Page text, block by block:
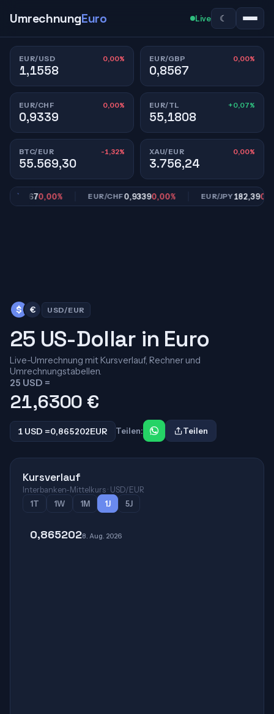
UmrechnungEuro Live ☾
EUR/USD 0,00%
1,1558
EUR/GBP 0,00%
0,8567
EUR/CHF 0,00%
0,9339
EUR/TL +0,07%
55,1808
BTC/EUR -1,32%
55.569,30
XAU/EUR 0,00%
3.756,24
0,8567 0,00% EUR/CHF0,93390,00% EUR/JPY182,390,00%
$ € USD/EUR
25 US-Dollar in Euro
Live-Umrechnung mit Kursverlauf, Rechner und
Umrechnungstabellen.
25 USD =
21,6300 €
1 USD =0,865202EUR Teilen: Teilen
Kursverlauf
Interbanken-Mittelkurs · USD/EUR
1T
1W 1M 1J 5J
0,8652028. Aug. 2026